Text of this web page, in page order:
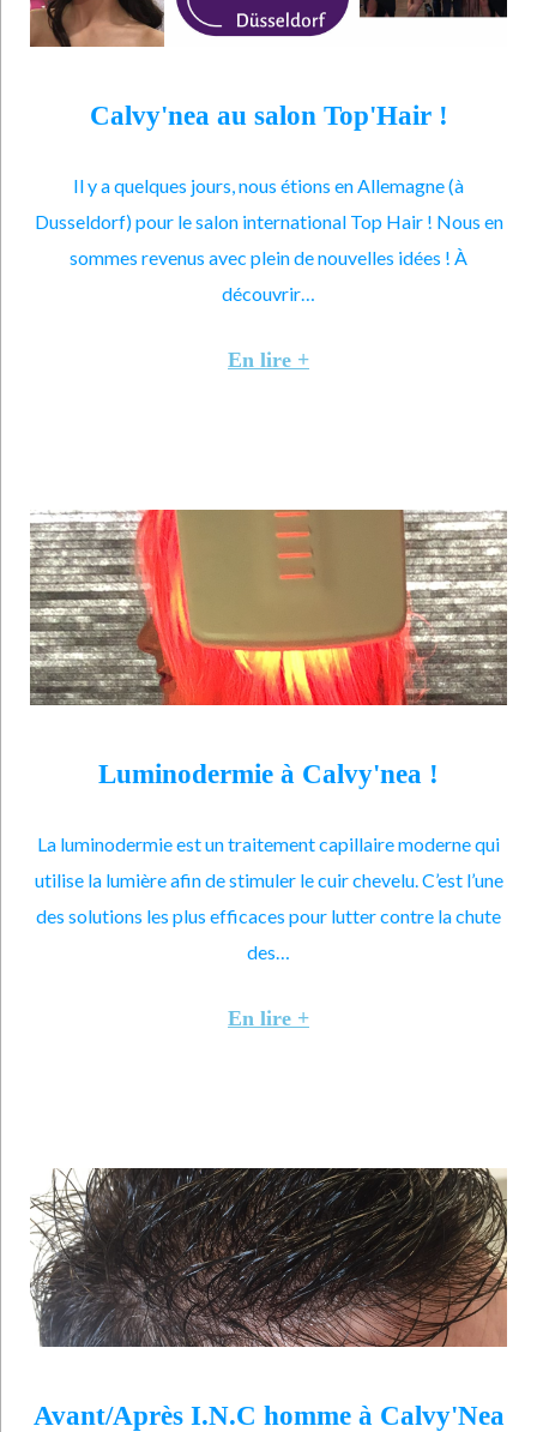
Calvy'nea au salon Top'Hair !
Il y a quelques jours, nous étions en Allemagne (à
Dusseldorf) pour le salon international Top Hair ! Nous en
sommes revenus avec plein de nouvelles idées ! À
découvrir…
En lire +
Luminodermie à Calvy'nea !
La luminodermie est un traitement capillaire moderne qui
utilise la lumière afin de stimuler le cuir chevelu. C’est l’une
des solutions les plus efficaces pour lutter contre la chute
des…
En lire +
Avant/Après I.N.C homme à Calvy'Nea